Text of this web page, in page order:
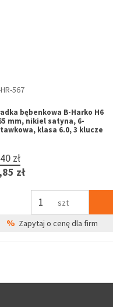
591
bębenkowa B-Harko H6
mm, nikiel satyna, 6-
klasa 6.0, 3 klucze
zł
zł
szt
% Zapytaj o cenę dla firm